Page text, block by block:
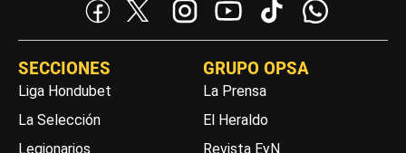
SECCIONES
Liga Hondubet
La Selección
Legionarios
GRUPO OPSA
La Prensa
El Heraldo
Revista EyN